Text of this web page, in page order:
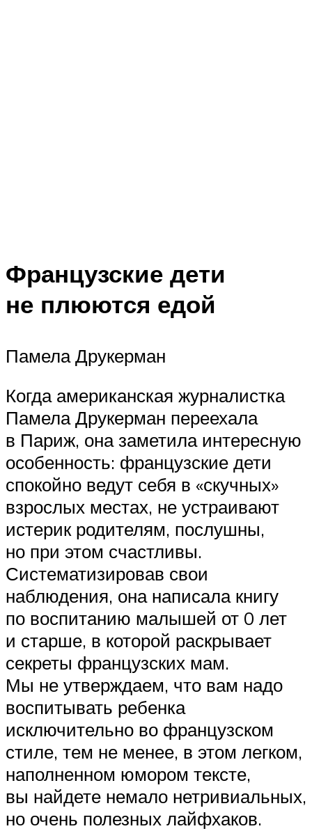
Французские дети
не плюются едой
Памела Друкерман
Когда американская журналистка
Памела Друкерман переехала
в Париж, она заметила интересную
особенность: французские дети
спокойно ведут себя в «скучных»
взрослых местах, не устраивают
истерик родителям, послушны,
но при этом счастливы.
Систематизировав свои
наблюдения, она написала книгу
по воспитанию малышей от 0 лет
и старше, в которой раскрывает
секреты французских мам.
Мы не утверждаем, что вам надо
воспитывать ребенка
исключительно во французском
стиле, тем не менее, в этом легком,
наполненном юмором тексте,
вы найдете немало нетривиальных,
но очень полезных лайфхаков.